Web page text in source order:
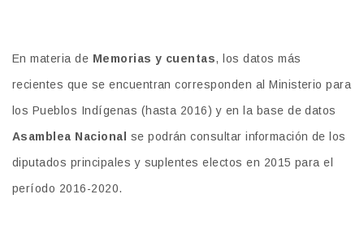
En materia de Memorias y cuentas, los datos más
recientes que se encuentran corresponden al Ministerio para
los Pueblos Indígenas (hasta 2016) y en la base de datos
Asamblea Nacional se podrán consultarinformación de los
diputados principales y suplentes electos en 2015 para el
período 2016-2020.